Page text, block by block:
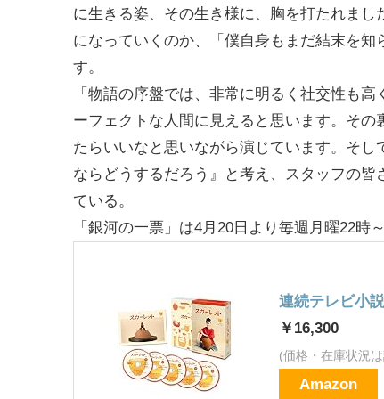
に生きる姿、その生き様に、胸を打たれま
になっていくのか、「僕自身もまだ結末を
す。
「物語の序盤では、非常に明るく社交性も
ーフェクトな人間に見えると思います。その
たらいいなと思いながら演じています。そ
ならどうするだろう』と考え、スタッフの
ている。
「銀河の一票」は4月20日より毎週月曜22時
連続テレビ小
￥16,300
(価格・在庫状況
Amazon